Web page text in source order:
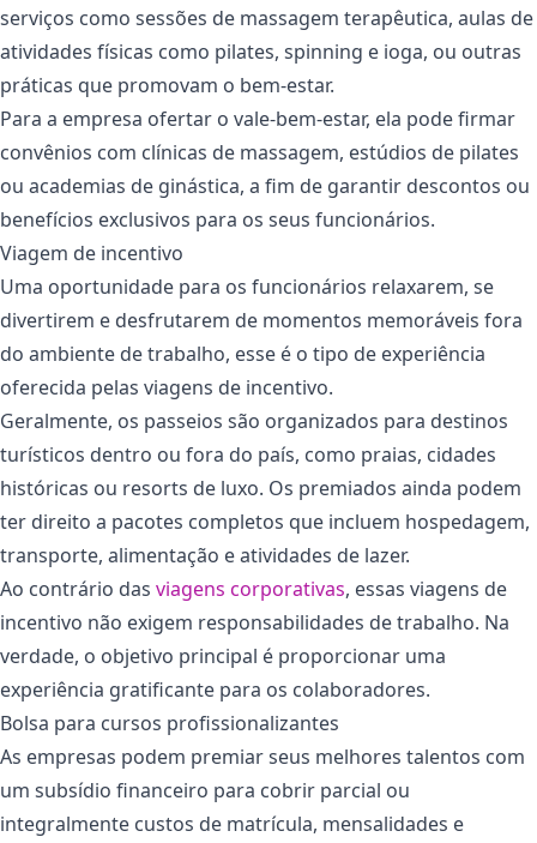
serviços como sessões de massagem terapêutica, aulas de
atividades físicas como pilates, spinning e ioga, ou outras
práticas que promovam o bem-estar.
Para a empresa ofertar o vale-bem-estar, ela pode firmar
convênios com clínicas de massagem, estúdios de pilates
ou academias de ginástica, a fim de garantir descontos ou
benefícios exclusivos para os seus funcionários.
Viagem de incentivo
Uma oportunidade para os funcionários relaxarem, se
divertirem e desfrutarem de momentos memoráveis fora
do ambiente de trabalho, esse é o tipo de experiência
oferecida pelas viagens de incentivo.
Geralmente, os passeios são organizados para destinos
turísticos dentro ou fora do país, como praias, cidades
históricas ou resorts de luxo. Os premiados ainda podem
ter direito a pacotes completos que incluem hospedagem,
transporte, alimentação e atividades de lazer.
Ao contrário das viagens corporativas, essas viagens de
incentivo não exigem responsabilidades de trabalho. Na
verdade, o objetivo principal é proporcionar uma
experiência gratificante para os colaboradores.
Bolsa para cursos profissionalizantes
As empresas podem premiar seus melhores talentos com
um subsídio financeiro para cobrir parcial ou
integralmente custos de matrícula, mensalidades e